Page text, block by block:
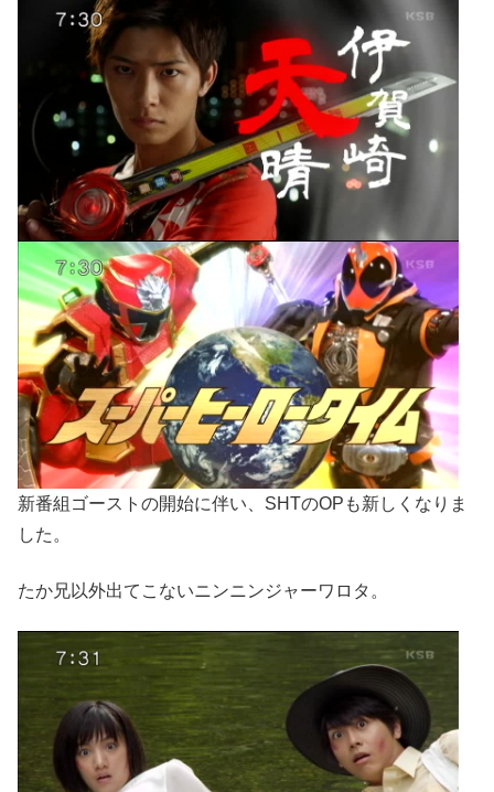
新番組ゴーストの開始に伴い、SHTのOPも新しくなりま
した。
たか兄以外出てこないニンニンジャーワロタ。